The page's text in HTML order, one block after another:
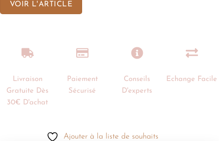
VOIR L'ARTICLE
Livraison
Gratuite Dès
30€ D'achat
Paiement
Sécurisé
Conseils
D'experts
Echange Facile
Ajouter à la liste de souhaits